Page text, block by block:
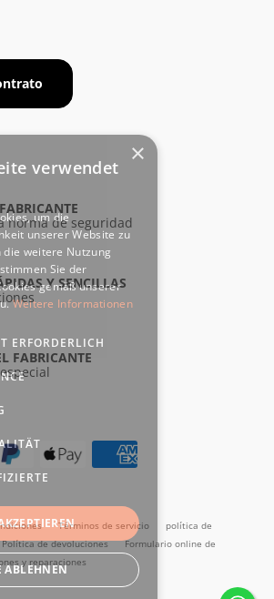
norma de seguridad
Y SENCILLAS
FABRICANTE
Términos de servicio
política de
Política de devoluciones
Formulario online de
y reparaciones
×
verwendet
um die
unserer Website zu
weitere Nutzung
Sie der
gemäß unserer
Weitere Informationen
ERFORDERLICH
ABLEHNEN